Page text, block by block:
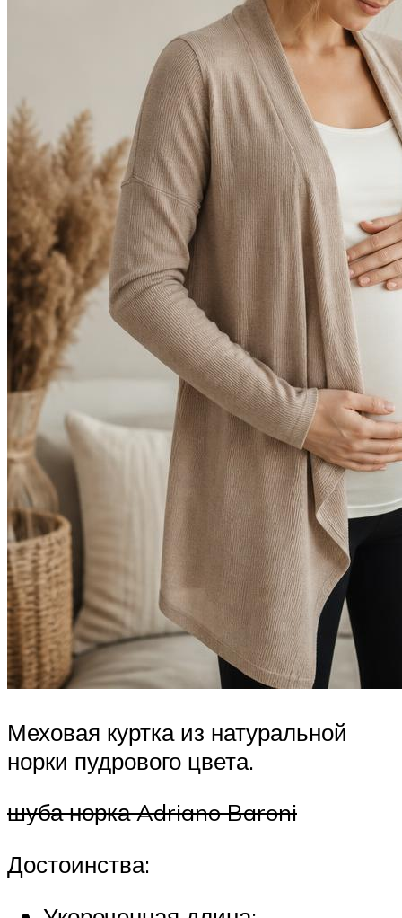
Меховая куртка из натуральной
норки пудрового цвета.
шуба норка Adriano Baroni
Достоинства: